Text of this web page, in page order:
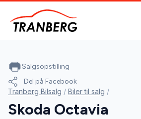
Salgsopstilling
Del på Facebook
Tranberg Bilsalg / Biler til salg /
Skoda Octavia